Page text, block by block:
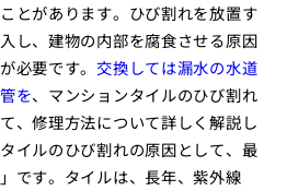
とがあります。ひび割れを放置す
し、建物の内部を腐食させる原因
必要です。交換しては漏水の水道
を、マンションタイルのひび割れ
、修理方法について詳しく解説し
イルのひび割れの原因として、最
です。タイルは、長年、紫外線